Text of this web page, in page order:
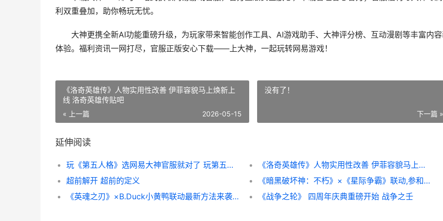
利双重叠加，助你畅玩无忧。
大神更携全新AI功能重磅升级，为玩家带来智能创作工具、AI游戏助手、大神评分榜、互动漫剧等丰富内
体验。福利资讯一网打尽，官服正版安心下载——上大神，一起玩转网易游戏！
《洛奇英雄传》人物实用性改善 伊菲容貌马上焕新上
线 洛奇英雄传贴吧
« 上一篇 2026-05-15
没有了！
下一篇 »
延伸阅读
玩《第五人格》选网易大神官服就对了 玩第五人格游戏的孩子的心理
《洛奇英雄传》人物实用性改善 伊菲容貌马上焕新上线 洛奇英雄传贴吧
超前解开 超前的定义
《暗黑破坏神：不朽》×《星际争霸》联动,参和活动主题赢暴雪嘉年华门票 暗黑破坏神2手机单机版
《英魂之刃》×B.Duck小黄鸭联动最新方法来袭 英魂之刃怎么玩的
《战争之轮》 四周年庆典重磅开始 战争之壬